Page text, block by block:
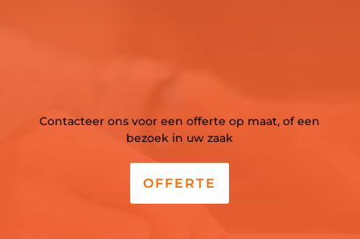
Contacteer ons voor een offerte op maat, of een
bezoek in uw zaak
OFFERTE